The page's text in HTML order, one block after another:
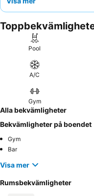
uppmärksamhet, vilket
frukostbuffénoch den
Fire steakhouse
. För en
överväg ett all-inclusive-
animationsteam.
Pool
A/C
Gym
Alla bekvämligheter
Bekvämligheter på boendet
Gym
Bar
Visa mer
Rumsbekvämligheter